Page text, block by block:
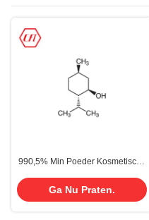
990,5% Min Poeder Kosmetische
Menthol Crystal L-Menthol
Ga Nu Praten.